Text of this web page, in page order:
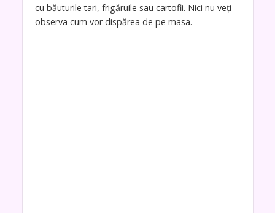
cu băuturile tari, frigăruile sau cartofii. Nici nu veți
observa cum vor dispărea de pe masa.